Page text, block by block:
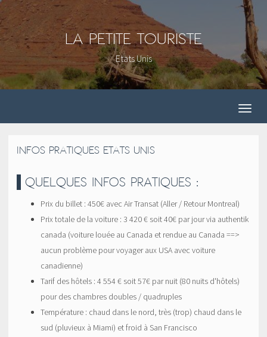
La Petite Touriste
Etats Unis
INFOS PRATIQUES ETATS UNIS
QUELQUES INFOS PRATIQUES :
Prix du billet : 450€ avec Air Transat (Aller / Retour Montreal)
Prix totale de la voiture : 3 420 € soit 40€ par jour via authentik
canada (voiture louée au Canada et rendue au Canada ==>
aucun problème pour voyager aux USA avec voiture
canadienne)
Tarif des hôtels : 4 554 € soit 57€ par nuit (80 nuits d'hôtels)
pour des chambres doubles / quadruples
Température : chaud dans le nord, très (trop) chaud dans le
sud (pluvieux à Miami) et froid à San Francisco